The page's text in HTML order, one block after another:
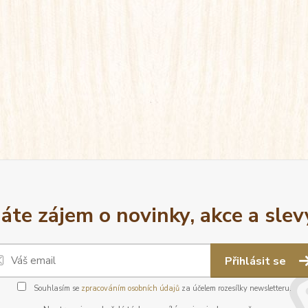
zájem o novinky, akce a
Přihlásit se
Souhlasím se zpracováním osobních údajůza účelem rozesílky newsletteru.